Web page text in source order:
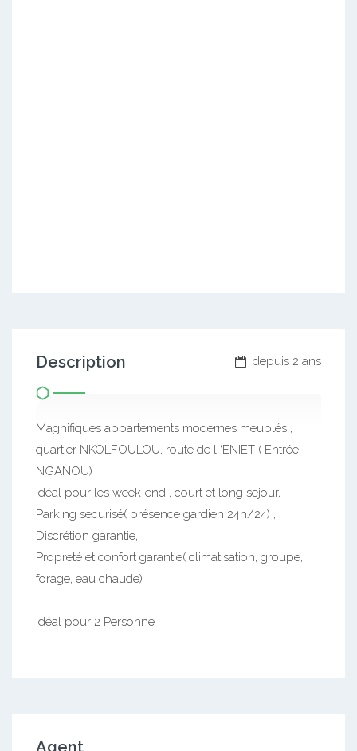
depuis 2 ans
Description
Magnifiques appartements modernes meublés ,
quartier NKOLFOULOU, route de l ‘ENIET ( Entrée
NGANOU)
idéal pour les week-end , court et long sejour,
Parking securisé( présence gardien 24h/24) ,
Discrétion garantie,
Propreté et confort garantie( climatisation, groupe,
forage, eau chaude)
Idéal pour 2 Personne
Agent